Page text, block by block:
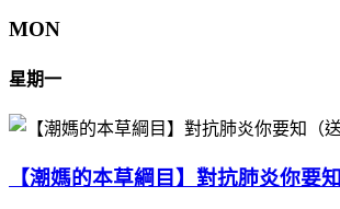
MON
星期一
【潮媽的本草綱目】對抗肺炎你要